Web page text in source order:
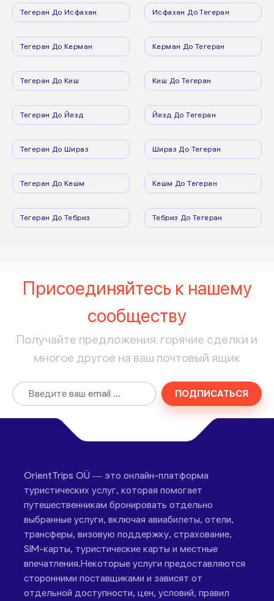
Тегеран До Исфахан Исфахан До Тегеран
Тегеран До Керман Керман До Тегеран
Тегеран До Киш Киш До Тегеран
Тегеран До Йезд Йезд До Тегеран
Тегеран До Шираз Шираз До Тегеран
Тегеран До Кешм Кешм До Тегеран
Тегеран До Тебриз Тебриз До Тегеран
Присоединяйтесь к нашему
сообществу
Получайте предложения, горячие сделки и
многое другое на ваш почтовый ящик
ПОДПИСАТЬСЯ
OrientTrips OÜ — это онлайн-платформа
туристических услуг, которая помогает
путешественникам бронировать отдельно
выбранные услуги, включая авиабилеты, отели,
трансферы, визовую поддержку, страхование,
SIM-карты, туристические карты и местные
впечатления.Некоторые услуги предоставляются
сторонними поставщиками и зависят от
отдельной доступности, цен, условий, правил